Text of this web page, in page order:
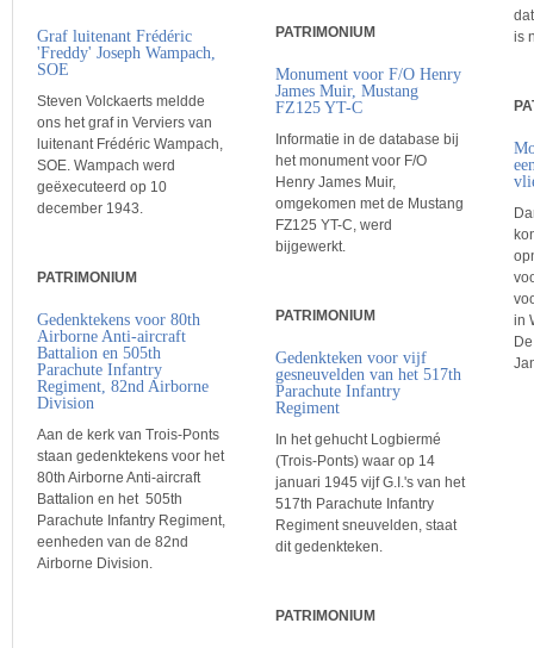
Graf luitenant Frédéric
'Freddy' Joseph Wampach,
SOE
Steven Volckaerts meldde
ons het graf in Verviers van
luitenant Frédéric Wampach,
SOE. Wampach werd
geëxecuteerd op 10
december 1943.
PATRIMONIUM
Gedenktekens voor 80th
Airborne Anti-aircraft
Battalion en 505th
Parachute Infantry
Regiment, 82nd Airborne
Division
Aan de kerk van Trois-Ponts
staan gedenktekens voor het
80th Airborne Anti-aircraft
Battalion en het 505th
Parachute Infantry Regiment,
eenheden van de 82nd
Airborne Division.
PATRIMONIUM
Monument voor F/O Henry
James Muir, Mustang
FZ125 YT-C
Informatie in de database bij
het monument voor F/O
Henry James Muir,
omgekomen met de Mustang
FZ125 YT-C, werd
bijgewerkt.
PATRIMONIUM
Gedenkteken voor vijf
gesneuvelden van het 517th
Parachute Infantry
Regiment
In het gehucht Logbiermé
(Trois-Ponts) waar op 14
januari 1945 vijf G.I.'s van het
517th Parachute Infantry
Regiment sneuvelden, staat
dit gedenkteken.
PATRIMONIUM
is
in